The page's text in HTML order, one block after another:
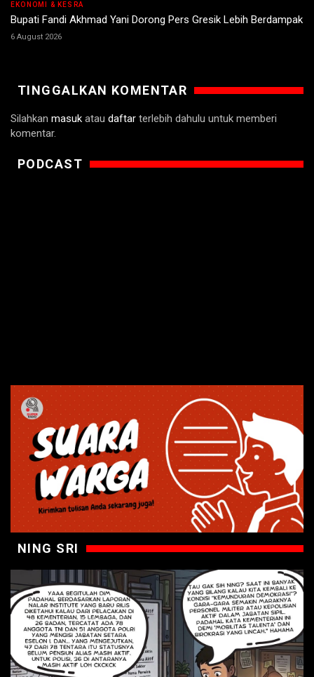
EKONOMI & KESRA
Bupati Fandi Akhmad Yani Dorong Pers Gresik Lebih Berdampak
6 August 2026
TINGGALKAN KOMENTAR
Silahkan masuk atau daftar terlebih dahulu untuk memberi
komentar.
PODCAST
NING SRI